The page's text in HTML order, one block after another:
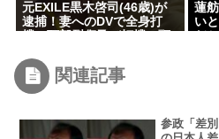
元EXILE黒木啓司(46歳)が
逮捕！妻へのDVで全身打
蓮
い
関連記事
参政「差